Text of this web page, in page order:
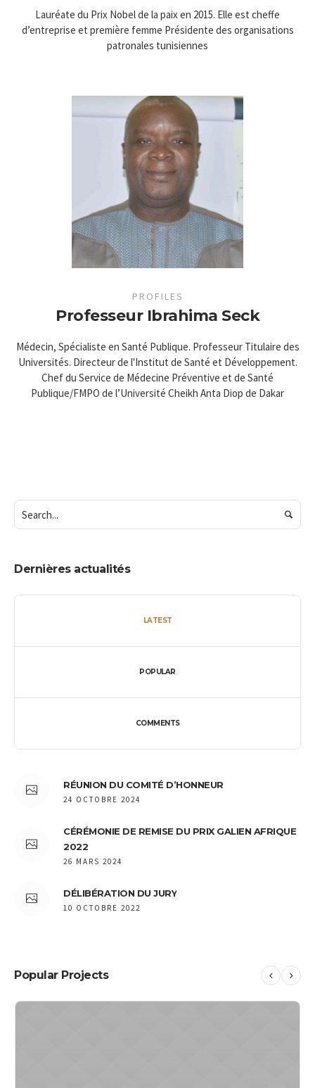
Lauréate du Prix Nobel de la paix en 2015. Elle est cheffe
d’entreprise et première femme Présidente des organisations
patronales tunisiennes
PROFILES
Professeur Ibrahima Seck
Médecin, Spécialiste en Santé Publique. Professeur Titulaire des
Universités. Directeur de l'Institut de Santé et Développement.
Chef du Service de Médecine Préventive et de Santé
Publique/FMPO de l’Université Cheikh Anta Diop de Dakar
Dernières actualités
LATEST
POPULAR
COMMENTS
RÉUNION DU COMITÉ D’HONNEUR
24 OCTOBRE 2024
CÉRÉMONIE DE REMISE DU PRIX GALIEN AFRIQUE
2022
26 MARS 2024
DÉLIBÉRATION DU JURY
10 OCTOBRE 2022
Popular Projects